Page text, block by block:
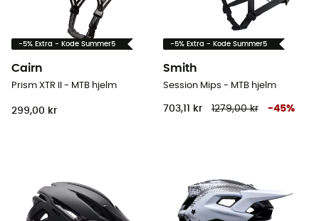
-5% Extra - Kode Summer5
Cairn
Prism XTR II - MTB hjelm
299,00 kr
-5% Extra - Kode Summer5
Smith
Session Mips - MTB hjelm
703,11 kr 1279,00 kr -45%